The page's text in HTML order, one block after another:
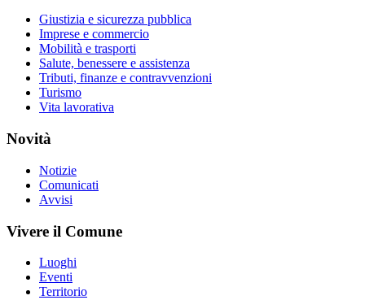
Giustizia e sicurezza pubblica
Imprese e commercio
Mobilità e trasporti
Salute, benessere e assistenza
Tributi, finanze e contravvenzioni
Turismo
Vita lavorativa
Novità
Notizie
Comunicati
Avvisi
Vivere il Comune
Luoghi
Eventi
Territorio